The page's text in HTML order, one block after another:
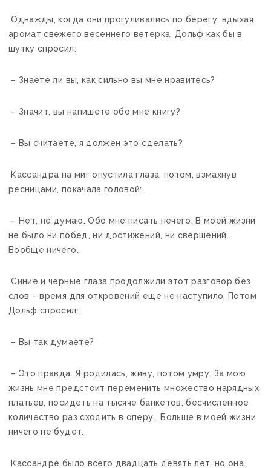
Однажды, когда они прогуливались по берегу, вдыхая
аромат свежего весеннего ветерка, Дольф как бы в
шутку спросил:
– Знаете ли вы, как сильно вы мне нравитесь?
– Значит, вы напишете обо мне книгу?
– Вы считаете, я должен это сделать?
Кассандра на миг опустила глаза, потом, взмахнув
ресницами, покачала головой:
– Нет, не думаю. Обо мне писать нечего. В моей жизни
не было ни побед, ни достижений, ни свершений.
Вообще ничего.
Синие и черные глаза продолжили этот разговор без
слов – время для откровений еще не наступило. Потом
Дольф спросил:
– Вы так думаете?
– Это правда. Я родилась, живу, потом умру. За мою
жизнь мне предстоит переменить множество нарядных
платьев, посидеть на тысяче банкетов, бесчисленное
количество раз сходить в оперу… Больше в моей жизни
ничего не будет.
Кассандре было всего двадцать девять лет, но она